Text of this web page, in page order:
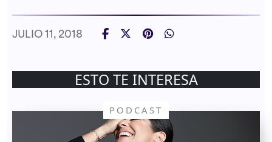
JULIO 11, 2018
ESTO TE INTERESA
PODCAST